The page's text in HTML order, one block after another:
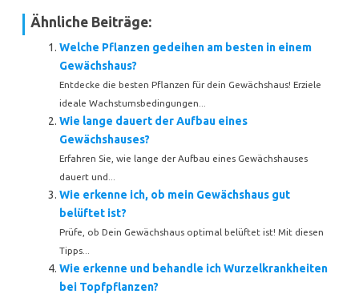
Ähnliche Beiträge:
Welche Pflanzen gedeihen am besten in einem
Gewächshaus?
Entdecke die besten Pflanzen für dein Gewächshaus! Erziele
ideale Wachstumsbedingungen...
Wie lange dauert der Aufbau eines
Gewächshauses?
Erfahren Sie, wie lange der Aufbau eines Gewächshauses
dauert und...
Wie erkenne ich, ob mein Gewächshaus gut
belüftet ist?
Prüfe, ob Dein Gewächshaus optimal belüftet ist! Mit diesen
Tipps...
Wie erkenne und behandle ich Wurzelkrankheiten
bei Topfpflanzen?